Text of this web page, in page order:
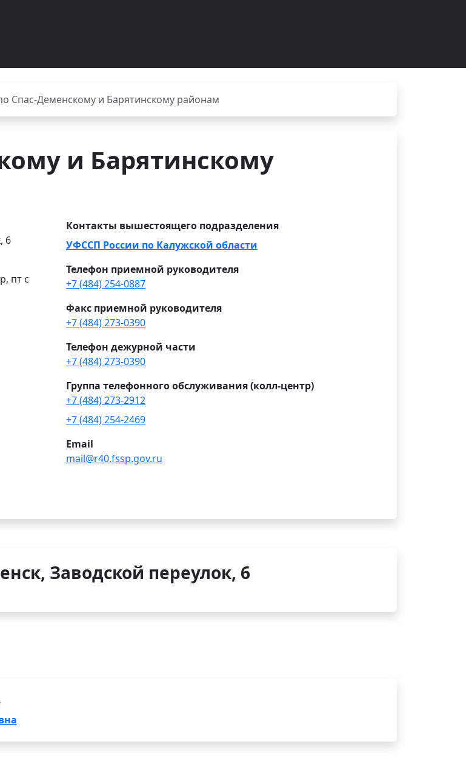
Спас-Деменскому и Барятинскому районам
и Барятинскому
6
пт с
Контакты вышестоящего подразделения
УФССП России по Калужской области
Телефон приемной руководителя
+7 (484) 254-0887
Факс приемной руководителя
+7 (484) 273-0390
Телефон дежурной части
+7 (484) 273-0390
Группа телефонного обслуживания (колл-центр)
+7 (484) 273-2912
+7 (484) 254-2469
Email
mail@r40.fssp.gov.ru
Заводской переулок, 6